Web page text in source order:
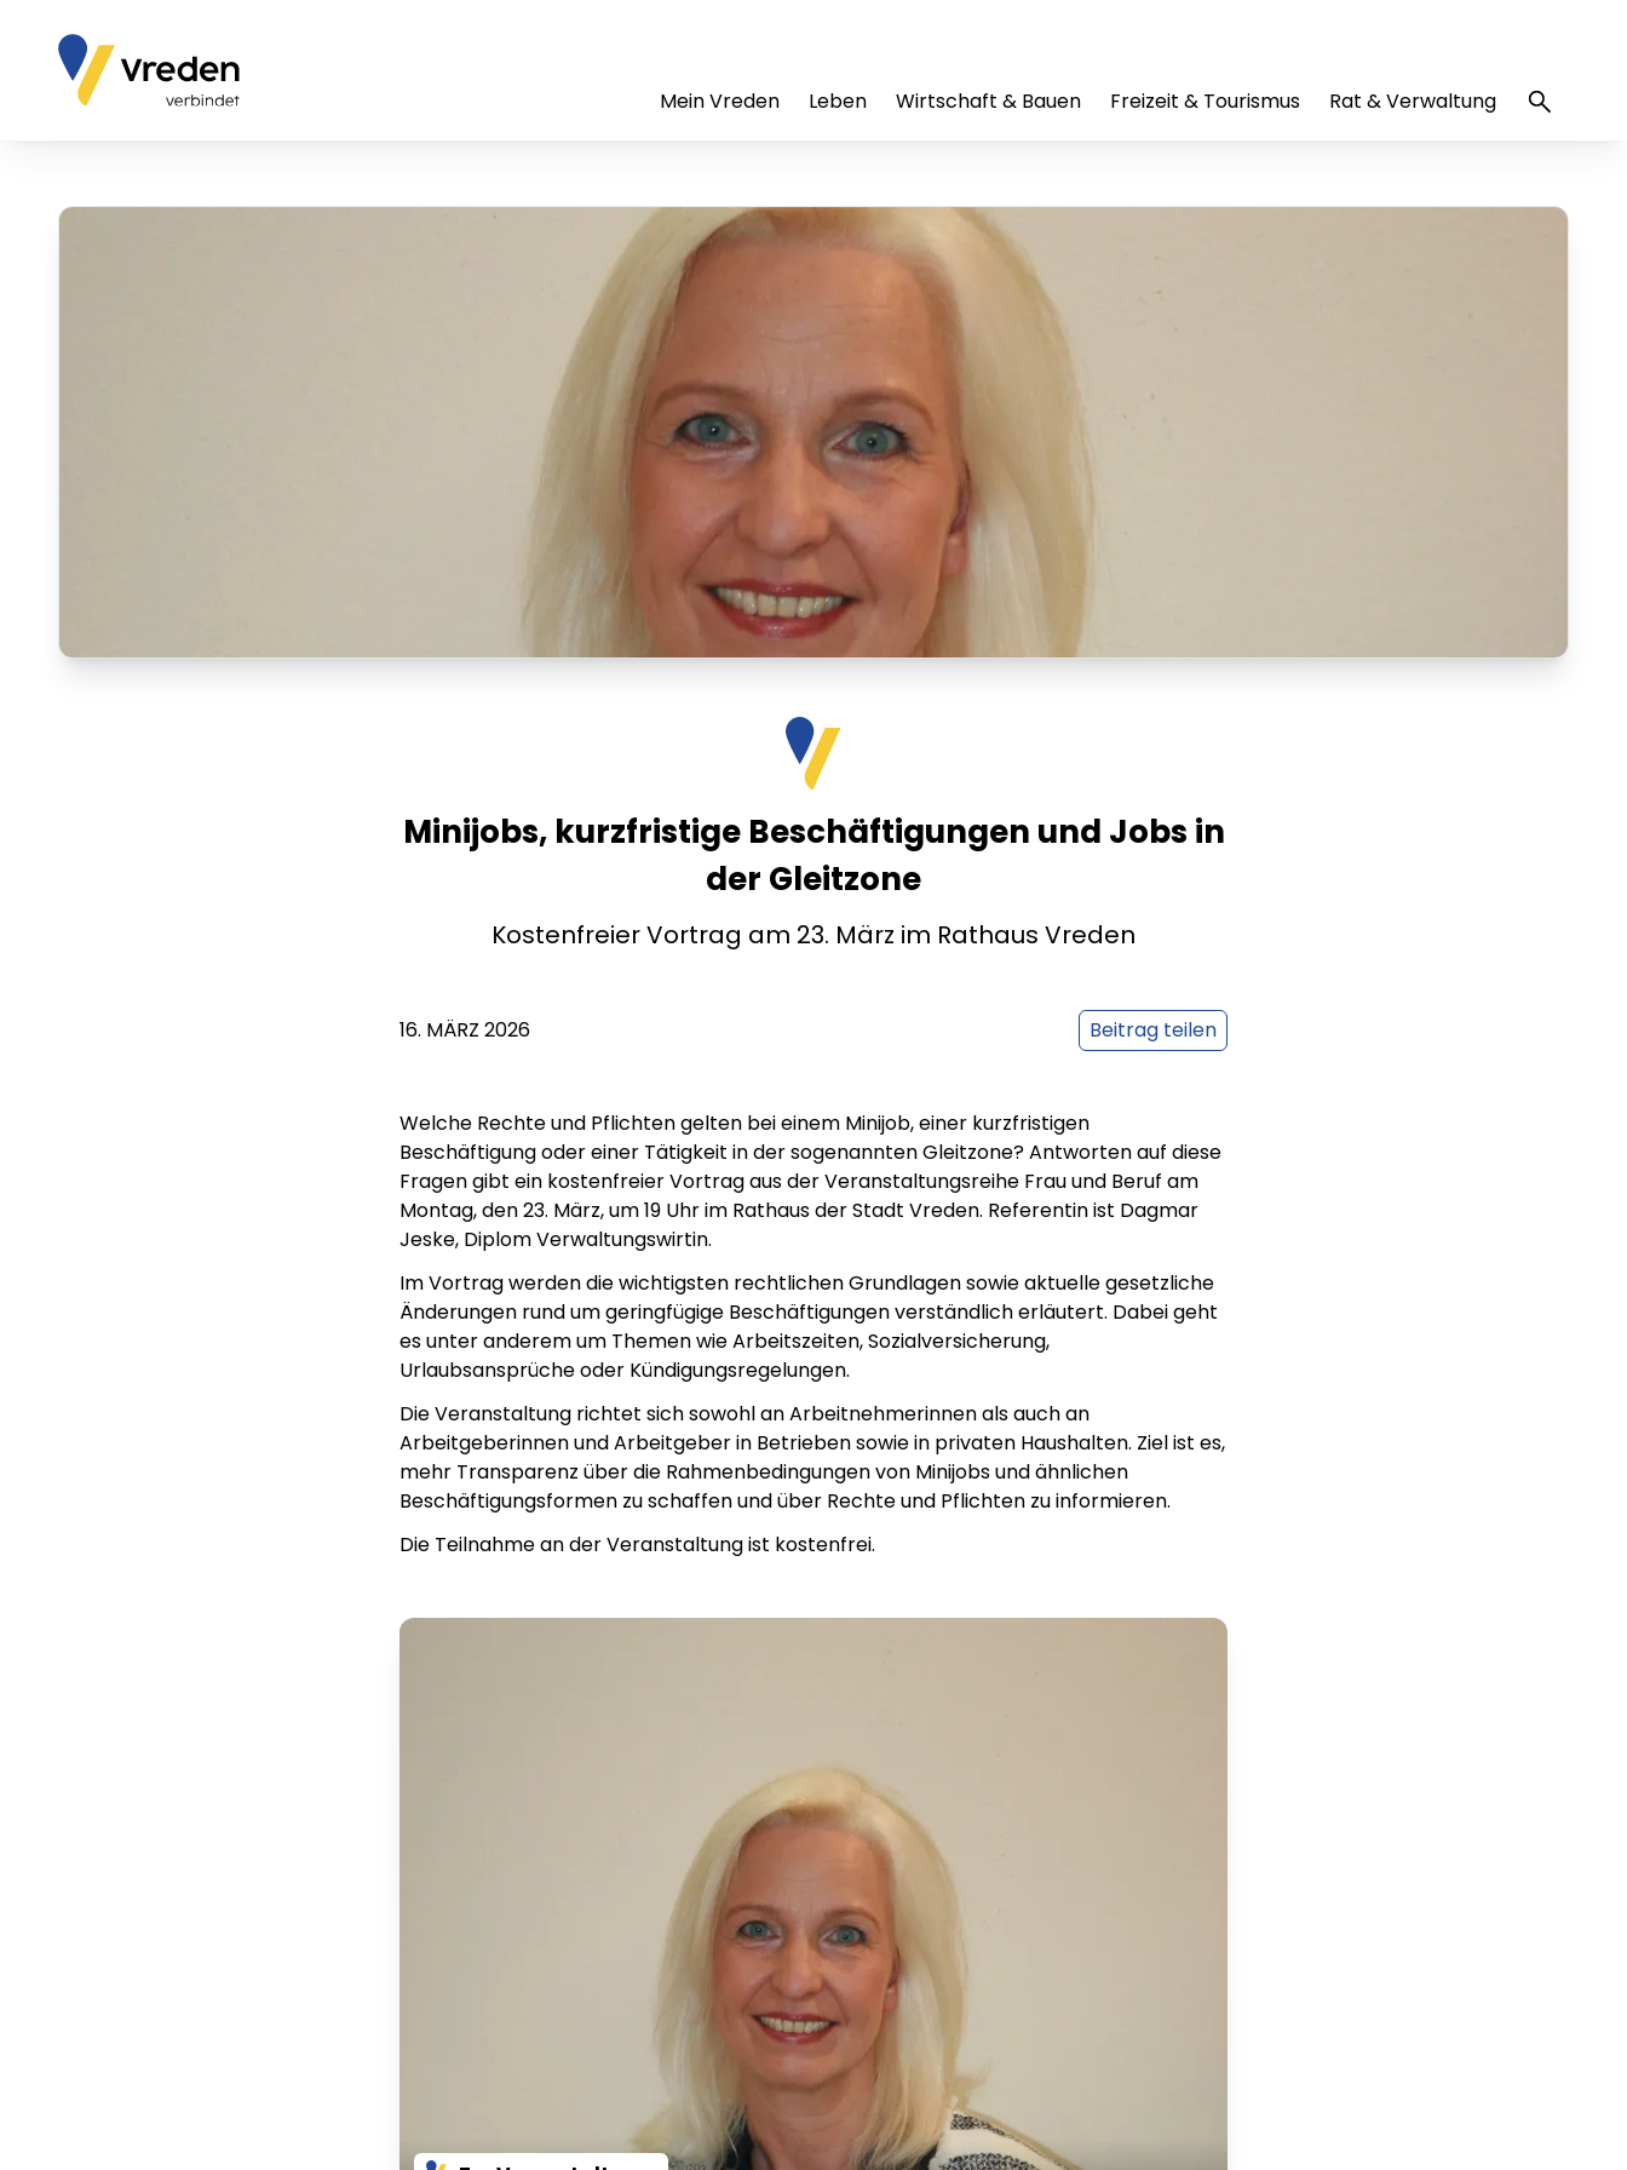
Mein Vreden Leben Wirtschaft & Bauen Freizeit & Tourismus Rat & Verwaltung
Minijobs, kurzfristige Beschäftigungen und Jobs in
der Gleitzone
Kostenfreier Vortrag am 23. März im Rathaus Vreden
16. MÄRZ 2026 Beitrag teilen
Welche Rechte und Pflichten gelten bei einem Minijob, einer kurzfristigen
Beschäftigung oder einer Tätigkeit in der sogenannten Gleitzone? Antworten auf diese
Fragen gibt ein kostenfreier Vortrag aus der Veranstaltungsreihe Frau und Beruf am
Montag, den 23. März, um 19 Uhr im Rathaus der Stadt Vreden. Referentin ist Dagmar
Jeske, Diplom Verwaltungswirtin.
Im Vortrag werden die wichtigsten rechtlichen Grundlagen sowie aktuelle gesetzliche
Änderungen rund um geringfügige Beschäftigungen verständlich erläutert. Dabei geht
es unter anderem um Themen wie Arbeitszeiten, Sozialversicherung,
Urlaubsansprüche oder Kündigungsregelungen.
Die Veranstaltung richtet sich sowohl an Arbeitnehmerinnen als auch an
Arbeitgeberinnen und Arbeitgeber in Betrieben sowie in privaten Haushalten. Ziel ist es,
mehr Transparenz über die Rahmenbedingungen von Minijobs und ähnlichen
Beschäftigungsformen zu schaffen und über Rechte und Pflichten zu informieren.
Die Teilnahme an der Veranstaltung ist kostenfrei.